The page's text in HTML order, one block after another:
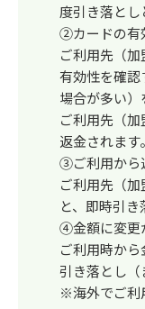
度引き落とし
②カードの有
ご利用先（
有効性を確認
場合が多い）
ご利用先（
返金されます。
③ご利用から
ご利用先（
と、即時引き
④金額に変更
ご利用時か
引き落とし（
※海外でご利